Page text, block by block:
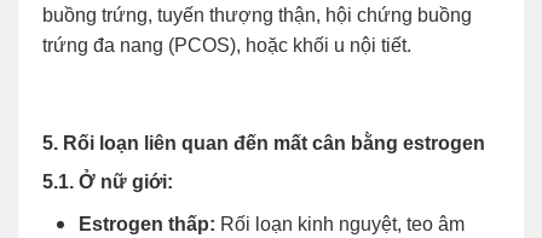
buồng trứng, tuyến thượng thận, hội chứng buồng
trứng đa nang (PCOS), hoặc khối u nội tiết.
5. Rối loạn liên quan đến mất cân bằng estrogen
5.1. Ở nữ giới:
Estrogen thấp: Rối loạn kinh nguyệt, teo âm